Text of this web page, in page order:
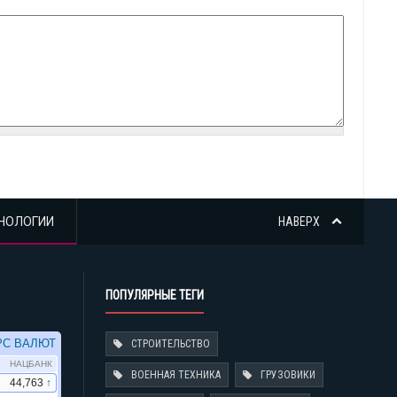
НАВЕРХ
ПОПУЛЯРНЫЕ ТЕГИ
СТРОИТЕЛЬСТВО
ВОЕННАЯ ТЕХНИКА ГРУЗОВИКИ